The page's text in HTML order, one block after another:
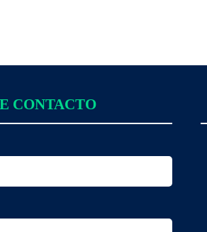
CONTACTO